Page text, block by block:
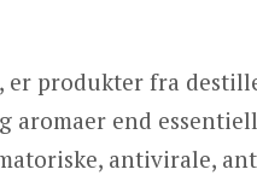
er produkter fra
end
antivirale,